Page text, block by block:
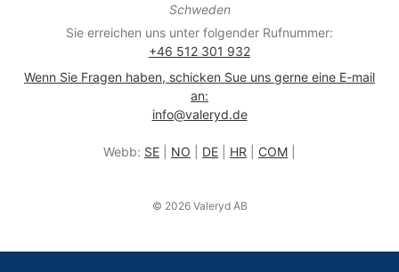
Schweden
Sie erreichen uns unter folgender Rufnummer:
+46 512 301 932
Wenn Sie Fragen haben, schicken Sue uns gerne eine E-mail
an:
info@valeryd.de
Webb: SE NO DE HR COM
© 2026 Valeryd AB